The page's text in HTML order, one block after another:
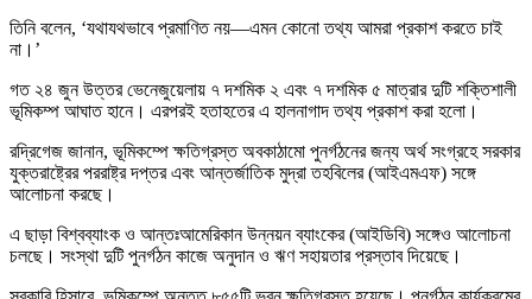
তিনি বলেন, ‘যথাযথভাবে প্রমাণিত নয়—এমন কোনো তথ্য আমরা প্রকাশ করতে চাই
না।’
গত ২৪ জুন উত্তর ভেনেজুয়েলায় ৭ দশমিক ২ এবং ৭ দশমিক ৫ মাত্রার দুটি শক্তিশালী
ভূমিকম্প আঘাত হানে। এরপরই হতাহতের এ হালনাগাদ তথ্য প্রকাশ করা হলো।
রদ্রিগেজ জানান, ভূমিকম্পে ক্ষতিগ্রস্ত অবকাঠামো পুনর্গঠনের জন্য অর্থ সংগ্রহে সরকার
যুক্তরাষ্ট্রের পররাষ্ট্র দপ্তর এবং আন্তর্জাতিক মুদ্রা তহবিলের (আইএমএফ) সঙ্গে
আলোচনা করছে।
এ ছাড়া বিশ্বব্যাংক ও আন্তঃআমেরিকান উন্নয়ন ব্যাংকের (আইডিবি) সঙ্গেও আলোচনা
চলছে। সংস্থা দুটি পুনর্গঠন কাজে অনুদান ও ঋণ সহায়তার প্রস্তাব দিয়েছে।